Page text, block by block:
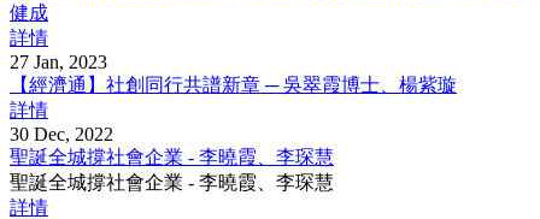
健成
詳情
27 Jan, 2023
【經濟通】社創同行共譜新章 ─ 吳翠霞博士、楊紫璇
詳情
30 Dec, 2022
聖誕全城撐社會企業 - 李曉霞、李琛慧
聖誕全城撐社會企業 - 李曉霞、李琛慧
詳情